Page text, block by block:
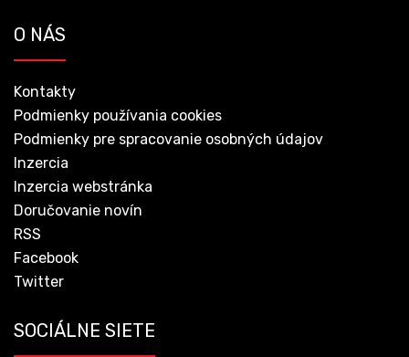
O NÁS
Kontakty
Podmienky používania cookies
Podmienky pre spracovanie osobných údajov
Inzercia
Inzercia webstránka
Doručovanie novín
RSS
Facebook
Twitter
SOCIÁLNE SIETE